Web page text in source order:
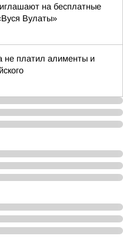
на бесплатные
Вулаты»
платил алименты и